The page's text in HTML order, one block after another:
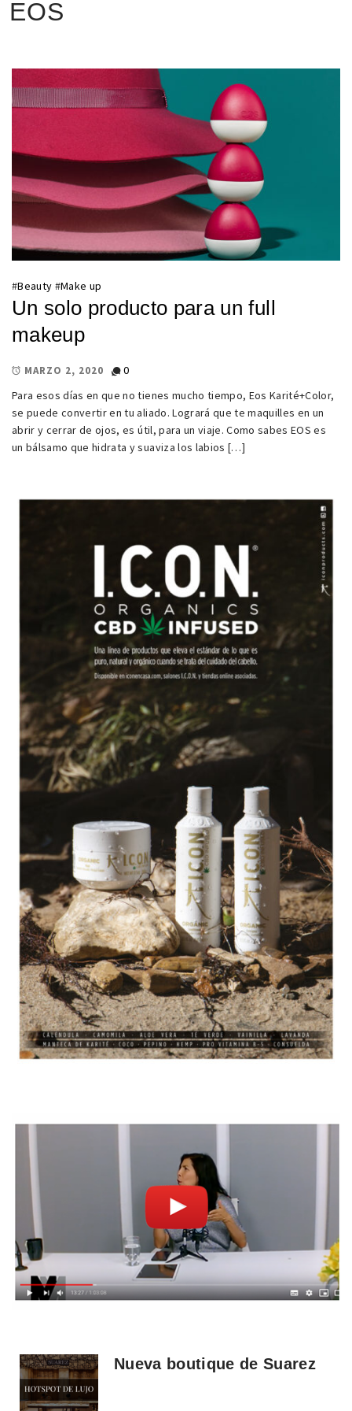
EOS
#Beauty #Make up
Un solo producto para un full
makeup
MARZO 2, 2020
0
Para esos días en que no tienes mucho tiempo, Eos Karité+Color,
se puede convertir en tu aliado. Logrará que te maquilles en un
abrir y cerrar de ojos, es útil, para un viaje. Como sabes EOS es
un bálsamo que hidrata y suaviza los labios […]
Nueva boutique de Suarez